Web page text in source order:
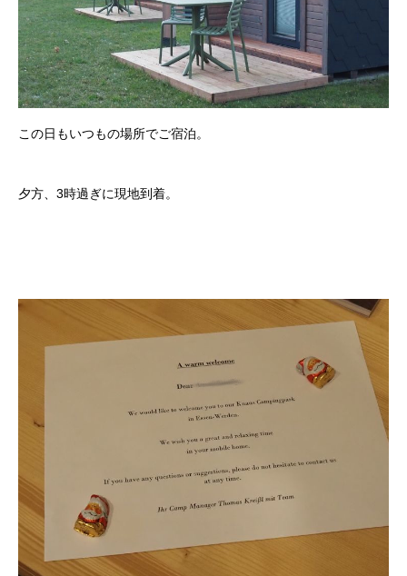
この日もいつもの場所でご宿泊。
夕方、3時過ぎに現地到着。